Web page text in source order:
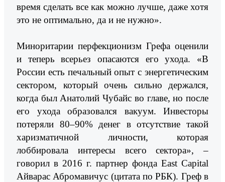
время сделать все как можно лучше, даже хотя
это не оптимально, да и не нужно».
Миноритарии перфекционизм Грефа оценили
и теперь всерьез опасаются его ухода. «В
России есть печальный опыт с энергетическим
сектором, который очень сильно держался,
когда был Анатолий Чубайс во главе, но после
его ухода образовался вакуум. Инвесторы
потеряли 80–90% денег в отсутствие такой
харизматичной личности, которая
лоббировала интересы всего сектора», –
говорил в 2016 г. партнер фонда East Capital
Айварас Абромавичус (цитата по РБК). Греф в